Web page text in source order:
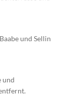
und Sellin
und